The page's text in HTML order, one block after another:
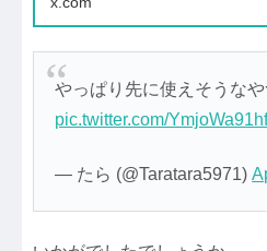
pic.twitter.com/
— たら (@Taratara5971)